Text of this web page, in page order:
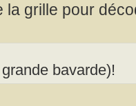
la grille pour
bavarde)!